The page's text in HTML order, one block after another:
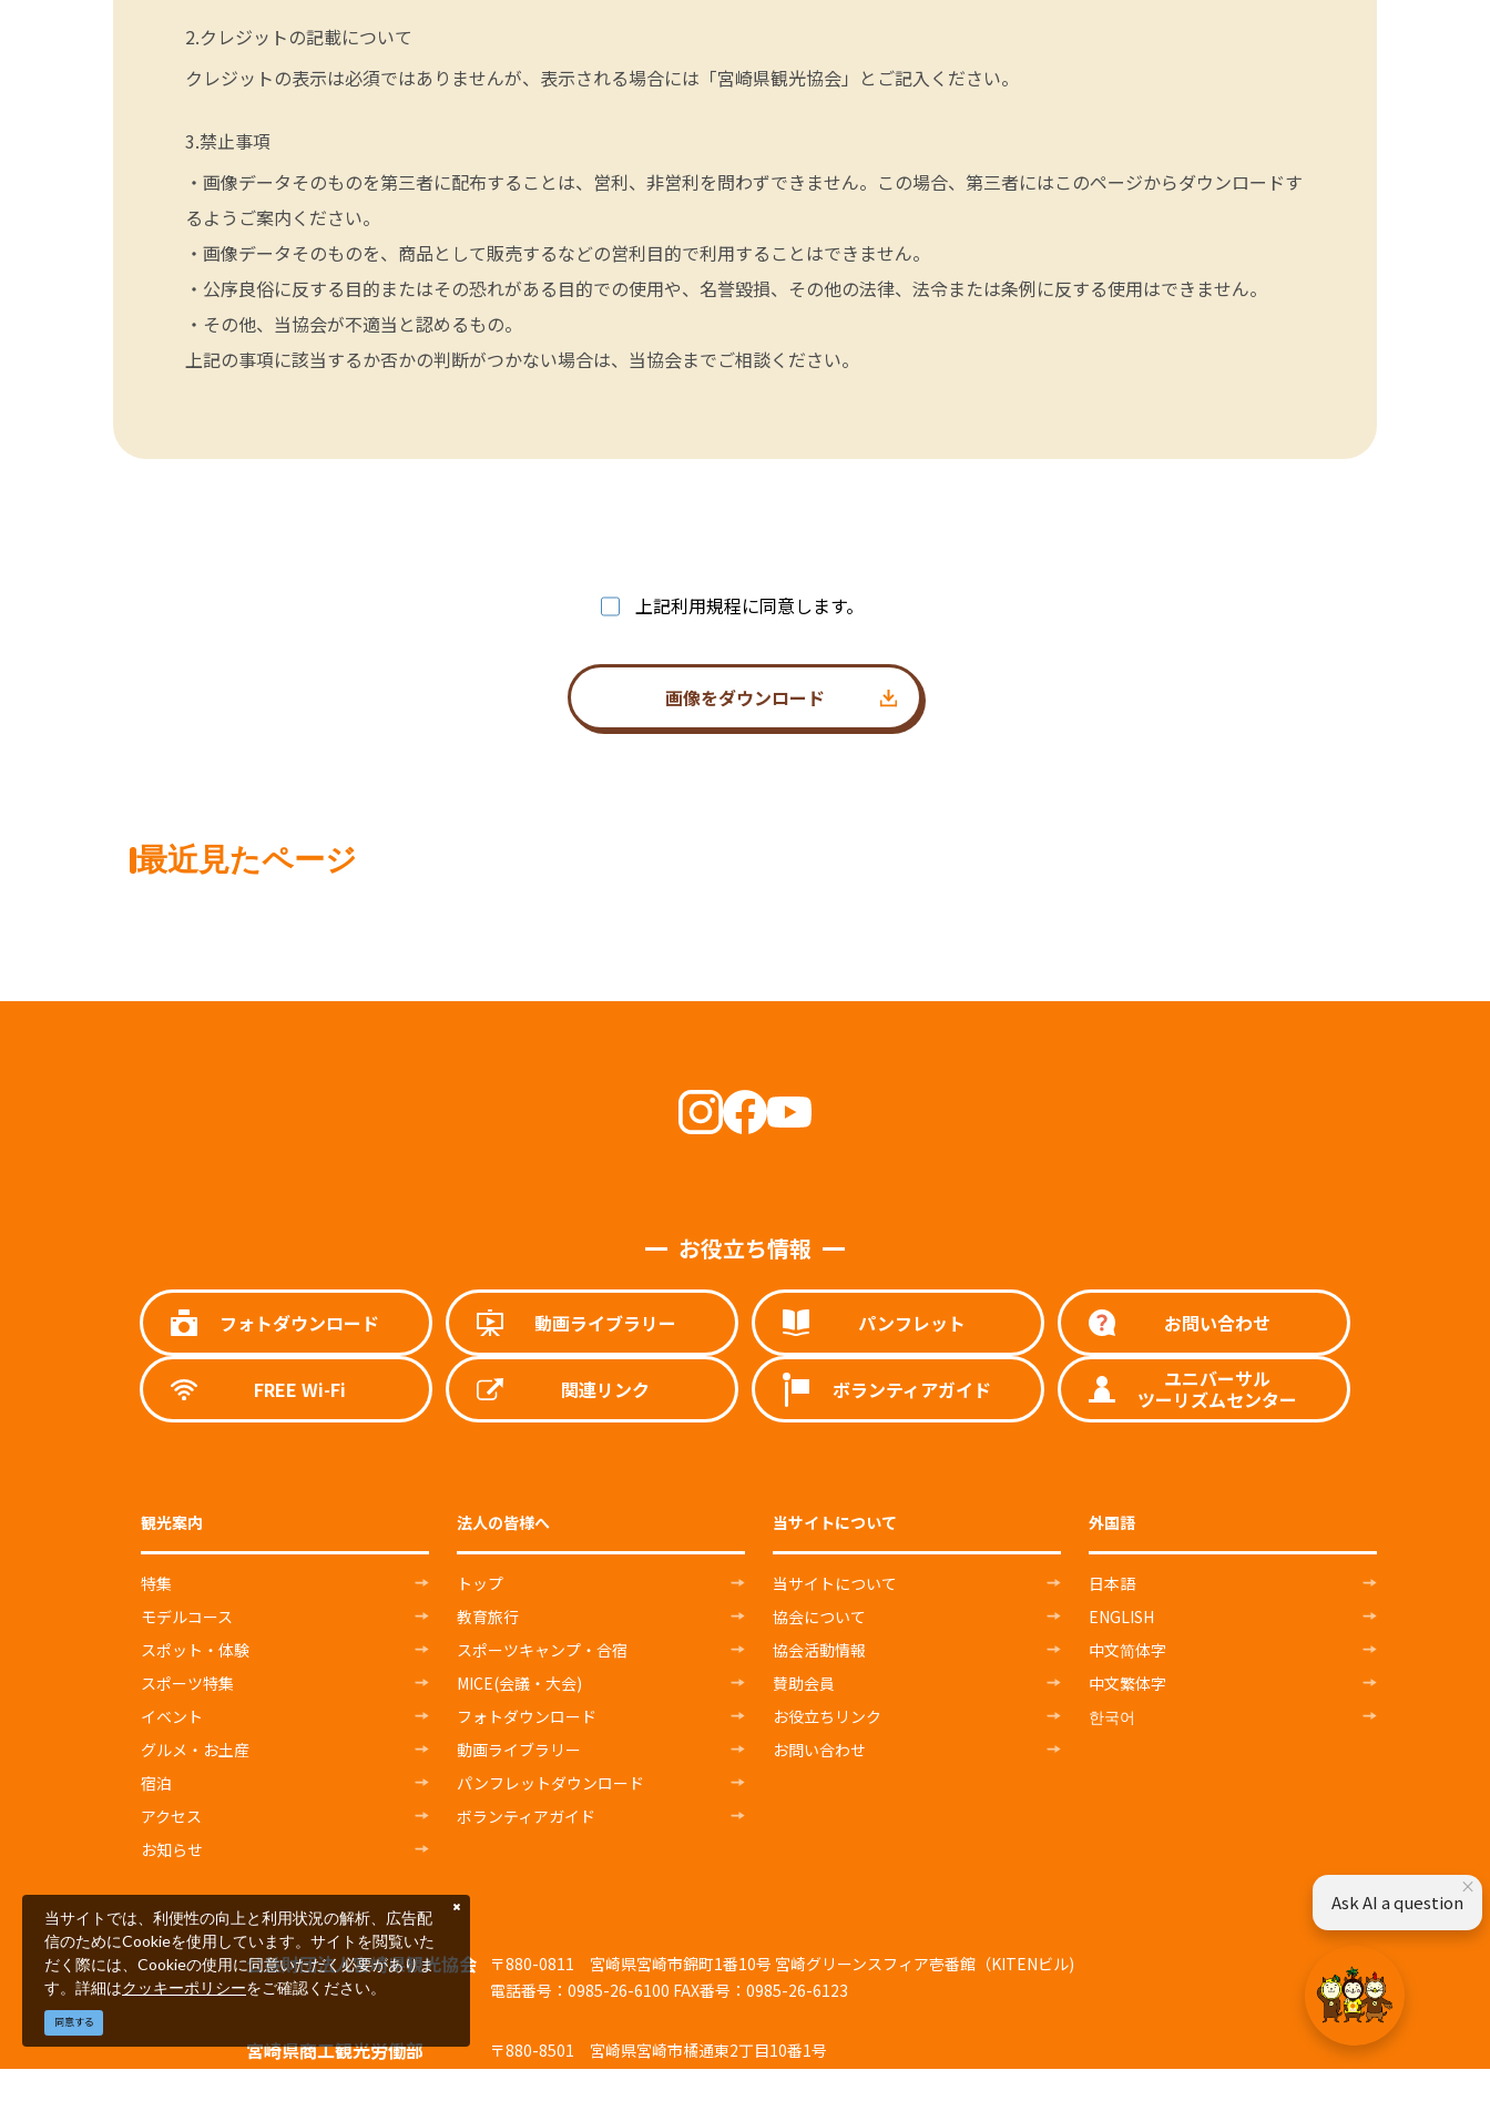
クレジットの記載について
クレジットの表示は必須ではありませんが、表示される場合には「宮崎県観光協会」とご記入ください。
禁止事項
・画像データそのものを第三者に配布することは、営利、非営利を問わずできません。この場合、第三者にはこのページからダウンロードす
るようご案内ください。
・画像データそのものを、商品として販売するなどの営利目的で利用することはできません。
・公序良俗に反する目的またはその恐れがある目的での使用や、名誉毀損、その他の法律、法令または条例に反する使用はできません。
・その他、当協会が不適当と認めるもの。
上記の事項に該当するか否かの判断がつかない場合は、当協会までご相談ください。
上記利用規程に同意します。
画像をダウンロード
最近見たページ
お役立ち情報
フォトダウンロード 動画ライブラリー パンフレット お問い合わせ
FREE Wi-Fi 関連リンク ボランティアガイド ユニバーサル
ツーリズムセンター
観光案内
特集
モデルコース
スポット・体験
スポーツ特集
イベント
グルメ・お土産
宿泊
アクセス
お知らせ
法人の皆様へ
トップ
教育旅行
スポーツキャンプ・合宿
MICE(会議・大会)
フォトダウンロード
動画ライブラリー
パンフレットダウンロード
ボランティアガイド
当サイトについて
当サイトについて
協会について
協会活動情報
賛助会員
お役立ちリンク
お問い合わせ
外国語
日本語
ENGLISH
中文简体字
中文繁体字
한국어
公益財団法人宮崎県観光協会 〒880-0811 宮崎県宮崎市錦町1番10号 宮崎グリーンスフィア壱番館（KITENビル)
電話番号：0985-26-6100 FAX番号：0985-26-6123
宮崎県商工観光労働部
観光経済交流局観光推進課
〒880-8501 宮崎県宮崎市橘通東2丁目10番1号
当サイトでは、利便性の向上と利用状況の解析、広告配
信のためにCookieを使用しています。サイトを閲覧いた
だく際には、Cookieの使用に同意いただく必要がありま
す。詳細はクッキーポリシーをご確認ください。
同意する
×
Ask AI a question